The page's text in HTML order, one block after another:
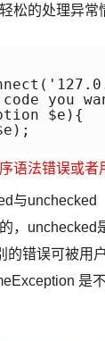
松的处理异
you
$e){
语法错误或者
与unchecked
，unchecked
的错误可被用
是